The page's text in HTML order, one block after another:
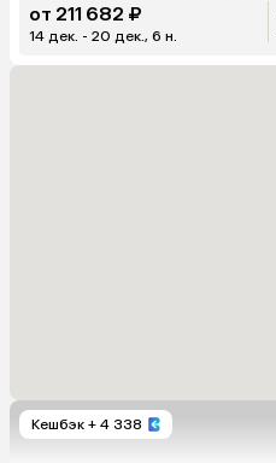
от 211 682 ₽
14 дек. - 20 дек., 6 н.
Кешбэк + 4 338